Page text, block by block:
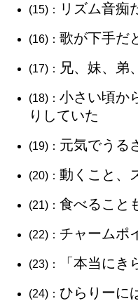
(15)： リズム音痴
(16)： 歌が下手だ
(17)： 兄、妹、弟
(18)： 小さい頃か
りしていた
(19)： 元気でうる
(20)： 動くこと、
(21)： 食べること
(22)： チャームポ
(23)： 「本当に
(24)： ひらりーに